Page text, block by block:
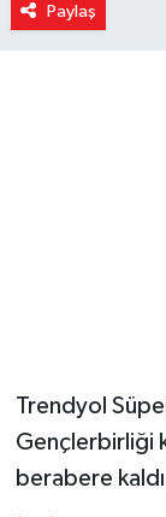
Paylaş
Trendyol
Gençlerbirliği
berabere